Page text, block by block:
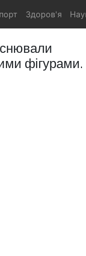
Здоров'я
фігурами.